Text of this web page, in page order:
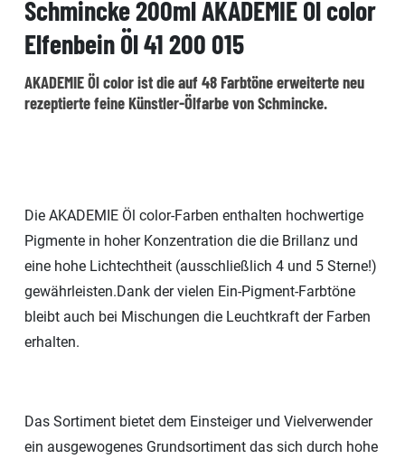
Schmincke 200ml AKADEMIE Öl color
Elfenbein Öl 41 200 015
AKADEMIE Öl color ist die auf 48 Farbtöne erweiterte neu
rezeptierte feine Künstler-Ölfarbe von Schmincke.
Die AKADEMIE Öl color-Farben enthalten hochwertige
Pigmente in hoher Konzentration die die Brillanz und
eine hohe Lichtechtheit (ausschließlich 4 und 5 Sterne!)
gewährleisten.Dank der vielen Ein-Pigment-Farbtöne
bleibt auch bei Mischungen die Leuchtkraft der Farben
erhalten.
Das Sortiment bietet dem Einsteiger und Vielverwender
ein ausgewogenes Grundsortiment das sich durch hohe